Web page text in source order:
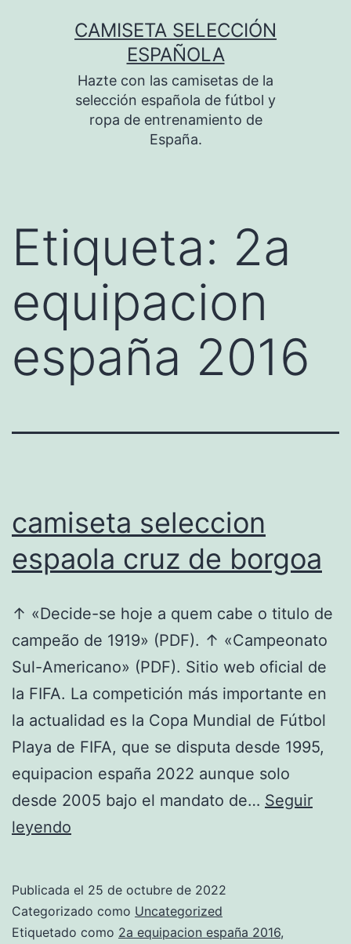
CAMISETA SELECCIÓN
ESPAÑOLA
Hazte con las camisetas de la
selección española de fútbol y
ropa de entrenamiento de
España.
Etiqueta: 2a
equipacion
españa 2016
camiseta seleccion
espaola cruz de borgoa
↑ «Decide-se hoje a quem cabe o titulo de
campeão de 1919» (PDF). ↑ «Campeonato
Sul-Americano» (PDF). Sitio web oficial de
la FIFA. La competición más importante en
la actualidad es la Copa Mundial de Fútbol
Playa de FIFA, que se disputa desde 1995,
equipacion españa 2022 aunque solo
desde 2005 bajo el mandato de… Seguir
leyendo
cruz
de
Publicada el 25 de octubre de 2022
Categorizado como Uncategorized
Etiquetado como 2a equipacion españa 2016,